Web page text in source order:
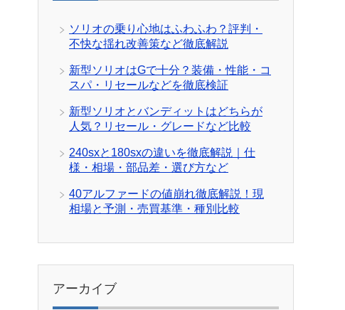
ソリオの乗り心地はふわふわ？評判・
不快な揺れ改善策など徹底解説
新型ソリオはGで十分？装備・性能・コ
スパ・リセールなどを徹底検証
新型ソリオとバンディットはどちらが
人気？リセール・グレードなど比較
240sxと180sxの違いを徹底解説｜仕
様・相場・部品差・選び方など
40アルファードの値崩れ徹底解説！現
相場と予測・売買基準・種別比較
アーカイブ